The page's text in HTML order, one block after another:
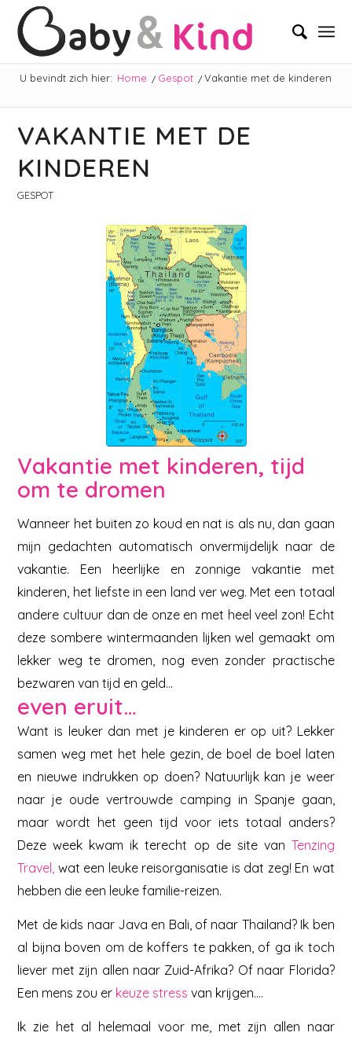
U bevindt zich hier: Home / Gespot / Vakantie met de kinderen
VAKANTIE MET DE
KINDEREN
GESPOT
Vakantie met kinderen, tijd
om te dromen
Wanneer het buiten zo koud en nat is als nu, dan gaan
mijn gedachten automatisch onvermijdelijk naar de
vakantie. Een heerlijke en zonnige vakantie met
kinderen, het liefste in een land ver weg. Met een totaal
andere cultuur dan de onze en met heel veel zon! Echt
deze sombere wintermaanden lijken wel gemaakt om
lekker weg te dromen, nog even zonder practische
bezwaren van tijd en geld…
even eruit…
Want is leuker dan met je kinderen er op uit? Lekker
samen weg met het hele gezin, de boel de boel laten
en nieuwe indrukken op doen? Natuurlijk kan je weer
naar je oude vertrouwde camping in Spanje gaan,
maar wordt het geen tijd voor iets totaal anders?
Deze week kwam ik terecht op de site van Tenzing
Travel, wat een leuke reisorganisatie is dat zeg! En wat
hebben die een leuke familie-reizen.
Met de kids naar Java en Bali, of naar Thailand? Ik ben
al bijna boven om de koffers te pakken, of ga ik toch
liever met zijn allen naar Zuid-Afrika? Of naar Florida?
Een mens zou er keuze stress van krijgen….
Ik zie het al helemaal voor me, met zijn allen naar